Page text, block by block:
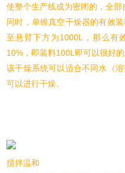
使整个生产线成为密闭的，全部
同时，单锥真空干燥器的有效
至悬臂下方为1000L，那么有
10%，即装料100L即可以很好的
该干燥系统可以适合不同水（
可以进行干燥。
搅拌温和